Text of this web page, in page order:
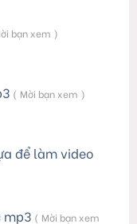
bạn xem )
( Mời bạn xem )
để làm video
mp3 ( Mời bạn xem